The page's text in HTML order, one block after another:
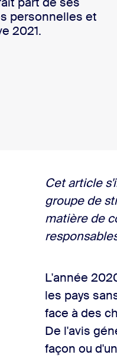
personnelles et
2021.
Cet article
groupe de
matière de
L'année
les pays
face à des
De l'avis
façon ou